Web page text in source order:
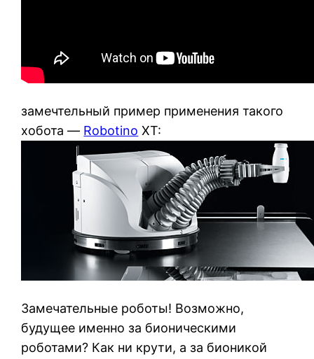
замечтельный пример применения такого
хобота — Robotino XT:
Замечательные роботы! Возможно,
будущее именно за бионическими
роботами? Как ни крути, а за бионикой